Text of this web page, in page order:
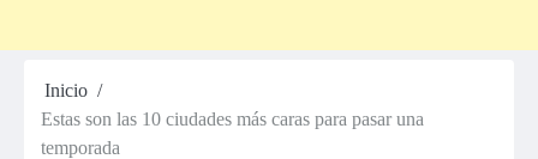
Inicio
Estas son las 10 ciudades más caras para pasar una
temporada